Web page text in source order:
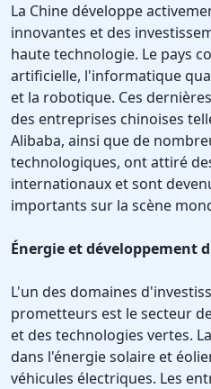
La Chine développe
innovantes et des
haute technologie. Le pays
artificielle, l'informatique
et la robotique. Ces
des entreprises chinoises
Alibaba, ainsi que de
technologiques, ont attiré
internationaux et sont
importants sur la scène
Énergie et développement
L'un des domaines
prometteurs est le secteur
et des technologies vertes.
dans l'énergie solaire et
véhicules électriques. Les